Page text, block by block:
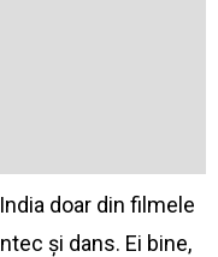
doar din filmele
și dans. Ei bine,